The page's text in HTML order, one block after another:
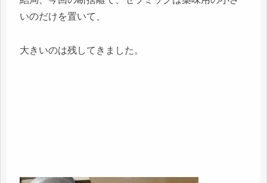
いのだけを置いて、
大きいのは残してきました。